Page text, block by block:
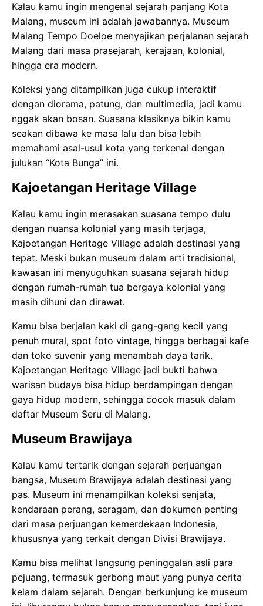
Kalau kamu ingin mengenal sejarah panjang Kota
Malang, museum ini adalah jawabannya. Museum
Malang Tempo Doeloe menyajikan perjalanan sejarah
Malang dari masa prasejarah, kerajaan, kolonial,
hingga era modern.
Koleksi yang ditampilkan juga cukup interaktif
dengan diorama, patung, dan multimedia, jadi kamu
nggak akan bosan. Suasana klasiknya bikin kamu
seakan dibawa ke masa lalu dan bisa lebih
memahami asal-usul kota yang terkenal dengan
julukan “Kota Bunga” ini.
Kajoetangan Heritage Village
Kalau kamu ingin merasakan suasana tempo dulu
dengan nuansa kolonial yang masih terjaga,
Kajoetangan Heritage Village adalah destinasi yang
tepat. Meski bukan museum dalam arti tradisional,
kawasan ini menyuguhkan suasana sejarah hidup
dengan rumah-rumah tua bergaya kolonial yang
masih dihuni dan dirawat.
Kamu bisa berjalan kaki di gang-gang kecil yang
penuh mural, spot foto vintage, hingga berbagai kafe
dan toko suvenir yang menambah daya tarik.
Kajoetangan Heritage Village jadi bukti bahwa
warisan budaya bisa hidup berdampingan dengan
gaya hidup modern, sehingga cocok masuk dalam
daftar Museum Seru di Malang.
Museum Brawijaya
Kalau kamu tertarik dengan sejarah perjuangan
bangsa, Museum Brawijaya adalah destinasi yang
pas. Museum ini menampilkan koleksi senjata,
kendaraan perang, seragam, dan dokumen penting
dari masa perjuangan kemerdekaan Indonesia,
khususnya yang terkait dengan Divisi Brawijaya.
Kamu bisa melihat langsung peninggalan asli para
pejuang, termasuk gerbong maut yang punya cerita
kelam dalam sejarah. Dengan berkunjung ke museum